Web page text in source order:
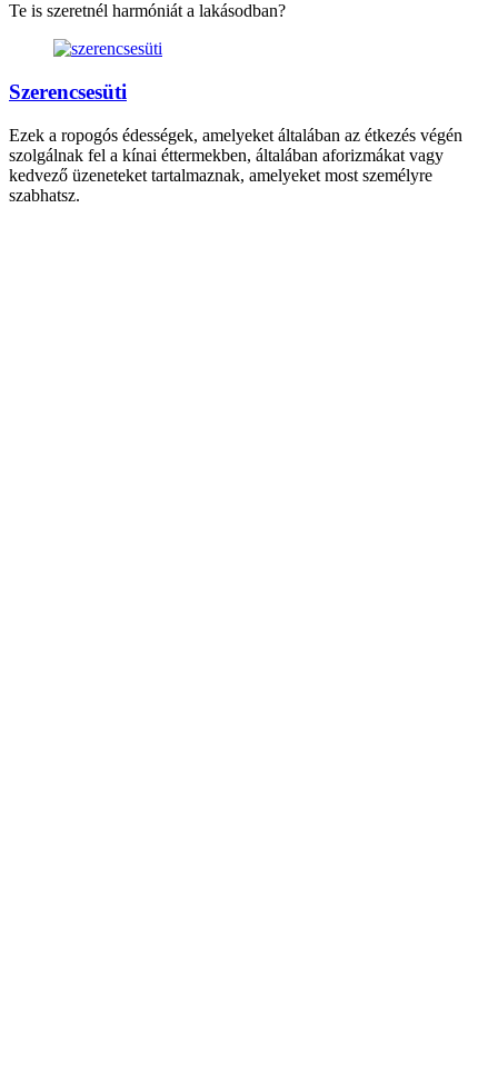
Te is szeretnél harmóniát a lakásodban?
Szerencsesüti
Ezek a ropogós édességek, amelyeket általában az étkezés végén
szolgálnak fel a kínai éttermekben, általában aforizmákat vagy
kedvező üzeneteket tartalmaznak, amelyeket most személyre
szabhatsz.